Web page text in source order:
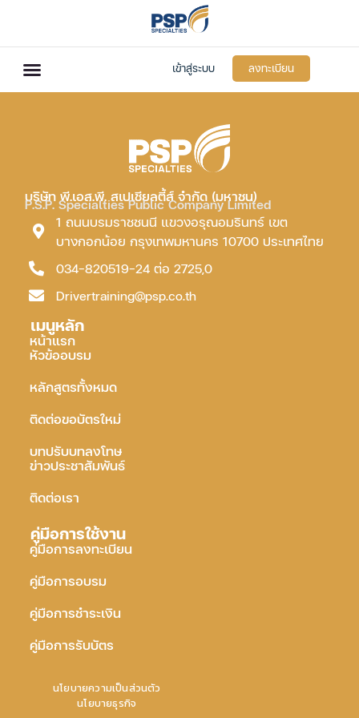
เข้าสู่ระบบ ลงทะเบียน
บริษัท พี.เอส.พี. สเปเชียลตี้ส์ จำกัด (มหาชน)
P.S.P. Specialties Public Company Limited
1 ถนนบรมราชชนนี แขวงอรุณอมรินทร์ เขต
บางกอกน้อย กรุงเทพมหานคร 10700 ประเทศไทย
034-820519-24 ต่อ 2725,0
Drivertraining@psp.co.th
เมนูหลัก
หน้าแรก
หัวข้ออบรม
หลักสูตรทั้งหมด
ติดต่อขอบัตรใหม่
บทปรับบทลงโทษ
ข่าวประชาสัมพันธ์
ติดต่อเรา
คู่มือการใช้งาน
คู่มือการลงทะเบียน
คู่มือการอบรม
คู่มือการชำระเงิน
คู่มือการรับบัตร
นโยบายความเป็นส่วนตัว
นโยบายธุรกิจ